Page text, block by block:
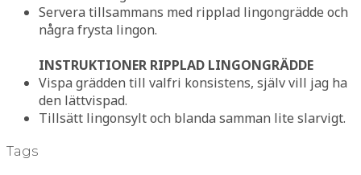
Servera tillsammans med ripplad lingongrädde och
några frysta lingon.
INSTRUKTIONER RIPPLAD LINGONGRÄDDE
Vispa grädden till valfri konsistens, själv vill jag ha
den lättvispad.
Tillsätt lingonsylt och blanda samman lite slarvigt.
Tags